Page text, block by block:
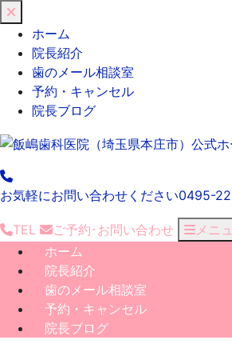
じ
る
ホーム
院長紹介
歯のメール相談室
予約・キャンセル
院長ブログ
お気軽にお問い合わせください0495-
TEL ご予約･ お問い合わせ
メニ
ホーム
院長紹介
歯のメール相談室
予約・キャンセル
院長ブログ